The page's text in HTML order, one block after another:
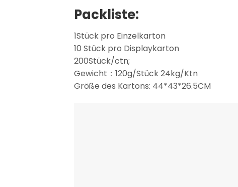
Packliste:
1Stück pro Einzelkarton
10 Stück pro Displaykarton
200Stück/ctn;
Gewicht：120g/Stück 24kg/Ktn
Größe des Kartons: 44*43*26.5CM